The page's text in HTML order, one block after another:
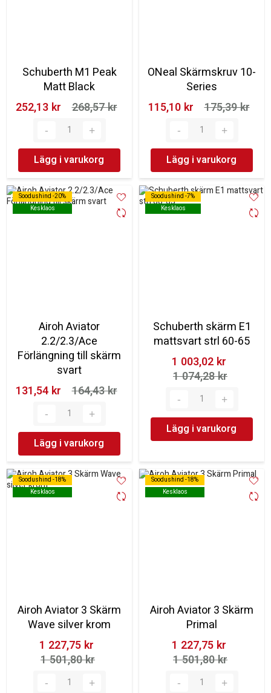
Schuberth M1 Peak
Matt Black
252,13 kr‎
268,57 kr‎
Lägg i varukorg
ONeal Skärmskruv 10-
Series
115,10 kr‎
175,39 kr‎
Lägg i varukorg
Soodushind -20%
Kesklaos
Soodushind -20%
Kesklaos
Airoh Aviator
2.2/2.3/Ace
Förlängning till skärm
svart
131,54 kr‎
164,43 kr‎
Lägg i varukorg
Soodushind -7%
Kesklaos
Soodushind -7%
Kesklaos
Schuberth skärm E1
mattsvart strl 60-65
1 003,02 kr‎
1 074,28 kr‎
Lägg i varukorg
Soodushind -18%
Kesklaos
Soodushind -18%
Kesklaos
Airoh Aviator 3 Skärm
Wave silver krom
1 227,75 kr‎
1 501,80 kr‎
Soodushind -18%
Kesklaos
Soodushind -18%
Kesklaos
Airoh Aviator 3 Skärm
Primal
1 227,75 kr‎
1 501,80 kr‎